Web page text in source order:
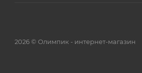
2026 © Олимпик - интернет-магазин